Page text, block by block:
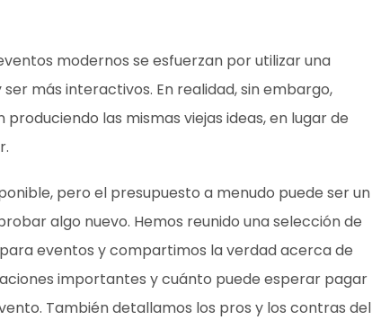
modernos se esfuerzan por utilizar una
más interactivos. En realidad, sin embargo,
las mismas viejas ideas, en lugar de
pero el presupuesto a menudo puede ser un
algo nuevo. Hemos reunido una selección de
eventos y compartimos la verdad acerca de
importantes y cuánto puede esperar pagar
También detallamos los pros y los contras del